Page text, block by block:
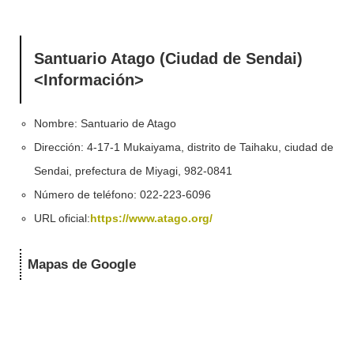
Santuario Atago (Ciudad de Sendai)
<Información>
Nombre: Santuario de Atago
Dirección: 4-17-1 Mukaiyama, distrito de Taihaku, ciudad de
Sendai, prefectura de Miyagi, 982-0841
Número de teléfono: 022-223-6096
URL oficial:https://www.atago.org/
Mapas de Google